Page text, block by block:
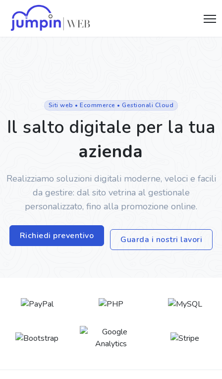
Siti web • Ecommerce • Gestionali Cloud
Il salto digitale per la tua
azienda
Realizziamo soluzioni digitali moderne, veloci e facili
da gestire: dal sito vetrina al gestionale
personalizzato, fino alla promozione online.
Richiedi preventivo Guarda i nostri lavori